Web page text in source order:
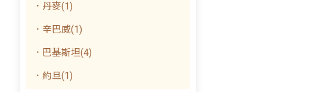
．丹麥(1)
．辛巴威(1)
．巴基斯坦(4)
．約旦(1)